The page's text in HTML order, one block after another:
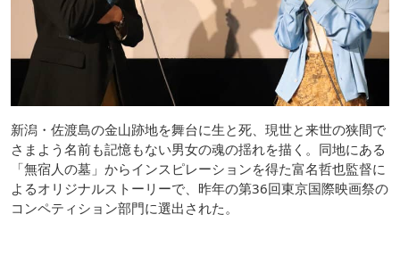
新潟・佐渡島の金山跡地を舞台に生と死、現世と来世の狭間で
さまよう名前も記憶もない男女の魂の揺れを描く。同地にある
「無宿人の墓」からインスピレーションを得た富名哲也監督に
よるオリジナルストーリーで、昨年の第36回東京国際映画祭の
コンペティション部門に選出された。